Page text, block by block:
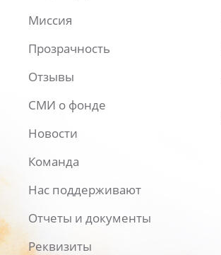
Миссия
Прозрачность
Отзывы
СМИ о фонде
Новости
Команда
Нас поддерживают
Отчеты и документы
Реквизиты